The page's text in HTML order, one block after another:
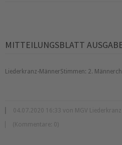
MITTEILUNGSBLATT
Liederkranz-MännerStimmen: 2.
04.07.2020 16:33 von MGV
(Kommentare: 0)